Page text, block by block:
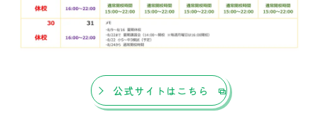
公式サイトはこちら